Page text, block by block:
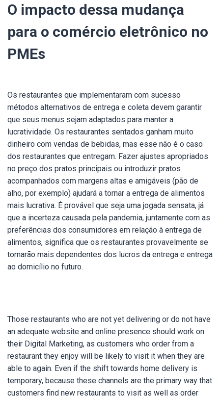
O impacto dessa mudança
para o comércio eletrônico no
PMEs
Os restaurantes que implementaram com sucesso
métodos alternativos de entrega e coleta devem garantir
que seus menus sejam adaptados para manter a
lucratividade. Os restaurantes sentados ganham muito
dinheiro com vendas de bebidas, mas esse não é o caso
dos restaurantes que entregam. Fazer ajustes apropriados
no preço dos pratos principais ou introduzir pratos
acompanhados com margens altas e amigáveis (pão de
alho, por exemplo) ajudará a tornar a entrega de alimentos
mais lucrativa. É provável que seja uma jogada sensata, já
que a incerteza causada pela pandemia, juntamente com as
preferências dos consumidores em relação à entrega de
alimentos, significa que os restaurantes provavelmente se
tornarão mais dependentes dos lucros da entrega e entrega
ao domicílio no futuro.
Those restaurants who are not yet delivering or do not have
an adequate website and online presence should work on
their Digital Marketing, as customers who order from a
restaurant they enjoy will be likely to visit it when they are
able to again. Even if the shift towards home delivery is
temporary, because these channels are the primary way that
customers find new restaurants to visit as well as order